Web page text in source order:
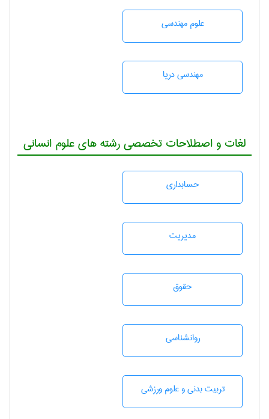
علوم مهندسی
مهندسی دریا
لغات و اصطلاحات تخصصی رشته های علوم انسانی
حسابداری
مديريت
حقوق
روانشناسی
تربيت بدنی و علوم ورزشی